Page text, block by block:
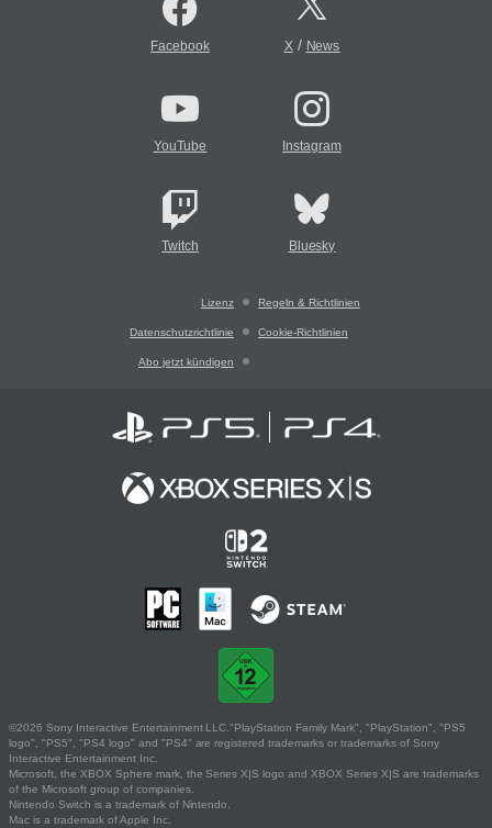
Facebook X/ News
YouTube Instagram
Twitch Bluesky
Lizenz Regeln & Richtlinien
Datenschutzrichtlinie Cookie-Richtlinien
Abo jetzt kündigen
©2026 Sony Interactive Entertainment LLC."PlayStation Family Mark", "PlayStation", "PS5
logo", "PS5", "PS4 logo" and "PS4" are registered trademarks or trademarks of Sony
Interactive Entertainment Inc.
Microsoft, the XBOX Sphere mark, the Series X|S logo and XBOX Series X|S are trademarks
of the Microsoft group of companies.
Nintendo Switch is a trademark of Nintendo.
Mac is a trademark of Apple Inc.